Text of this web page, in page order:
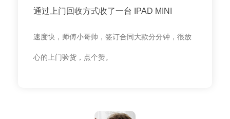
通过上门回收方式收了一台 IPAD MINI
速度快，师傅小哥帅，签订合同大款分分钟，很放
心的上门验货，点个赞。